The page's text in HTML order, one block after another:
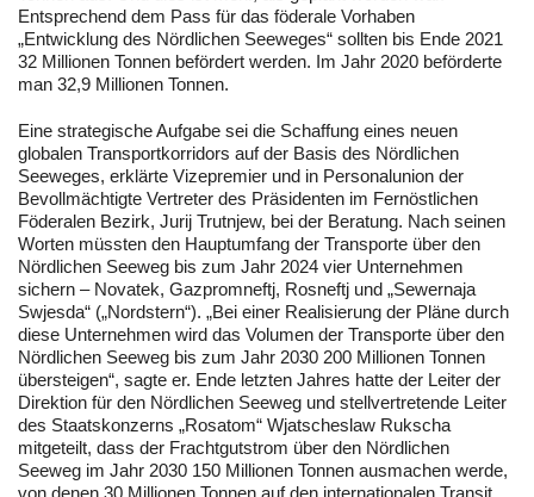
Entsprechend dem Pass für das föderale Vorhaben
„Entwicklung des Nördlichen Seeweges“ sollten bis Ende 2021
32 Millionen Tonnen befördert werden. Im Jahr 2020 beförderte
man 32,9 Millionen Tonnen.
Eine strategische Aufgabe sei die Schaffung eines neuen
globalen Transportkorridors auf der Basis des Nördlichen
Seeweges, erklärte Vizepremier und in Personalunion der
Bevollmächtigte Vertreter des Präsidenten im Fernöstlichen
Föderalen Bezirk, Jurij Trutnjew, bei der Beratung. Nach seinen
Worten müssten den Hauptumfang der Transporte über den
Nördlichen Seeweg bis zum Jahr 2024 vier Unternehmen
sichern – Novatek, Gazpromneftj, Rosneftj und „Sewernaja
Swjesda“ („Nordstern“). „Bei einer Realisierung der Pläne durch
diese Unternehmen wird das Volumen der Transporte über den
Nördlichen Seeweg bis zum Jahr 2030 200 Millionen Tonnen
übersteigen“, sagte er. Ende letzten Jahres hatte der Leiter der
Direktion für den Nördlichen Seeweg und stellvertretende Leiter
des Staatskonzerns „Rosatom“ Wjatscheslaw Rukscha
mitgeteilt, dass der Frachtgutstrom über den Nördlichen
Seeweg im Jahr 2030 150 Millionen Tonnen ausmachen werde,